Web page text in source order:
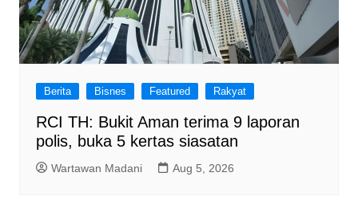
Berita Bisnes Featured Rakyat
RCI TH: Bukit Aman terima 9 laporan
polis, buka 5 kertas siasatan
Wartawan Madani Aug 5, 2026